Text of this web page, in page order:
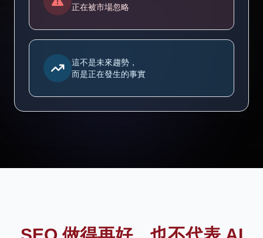
正在被市場忽略
這不是未來趨勢，
而是正在發生的事實